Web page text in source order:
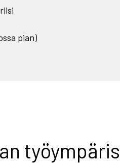
pian)